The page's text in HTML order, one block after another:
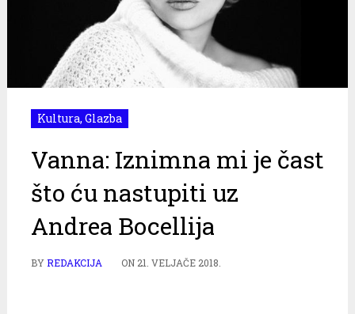
Kultura, Glazba
Vanna: Iznimna mi je čast
što ću nastupiti uz
Andrea Bocellija
BYREDAKCIJA ON 21. VELJAČE 2018.